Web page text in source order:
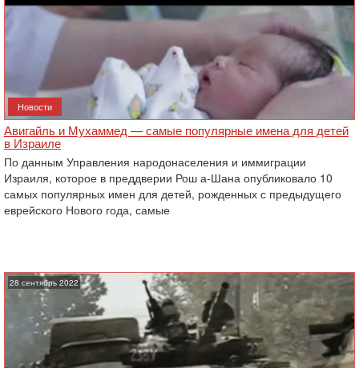
Новости
Авигайль и Мухаммед — самые популярные имена для детей
в Израиле
По данным Управления народонаселения и иммиграции
Израиля, которое в преддверии Рош а-Шана опубликовало 10
самых популярных имен для детей, рожденных с предыдущего
еврейского Нового года, самые
28 сентябрь 2022